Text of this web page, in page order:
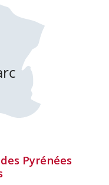
Pyrénées